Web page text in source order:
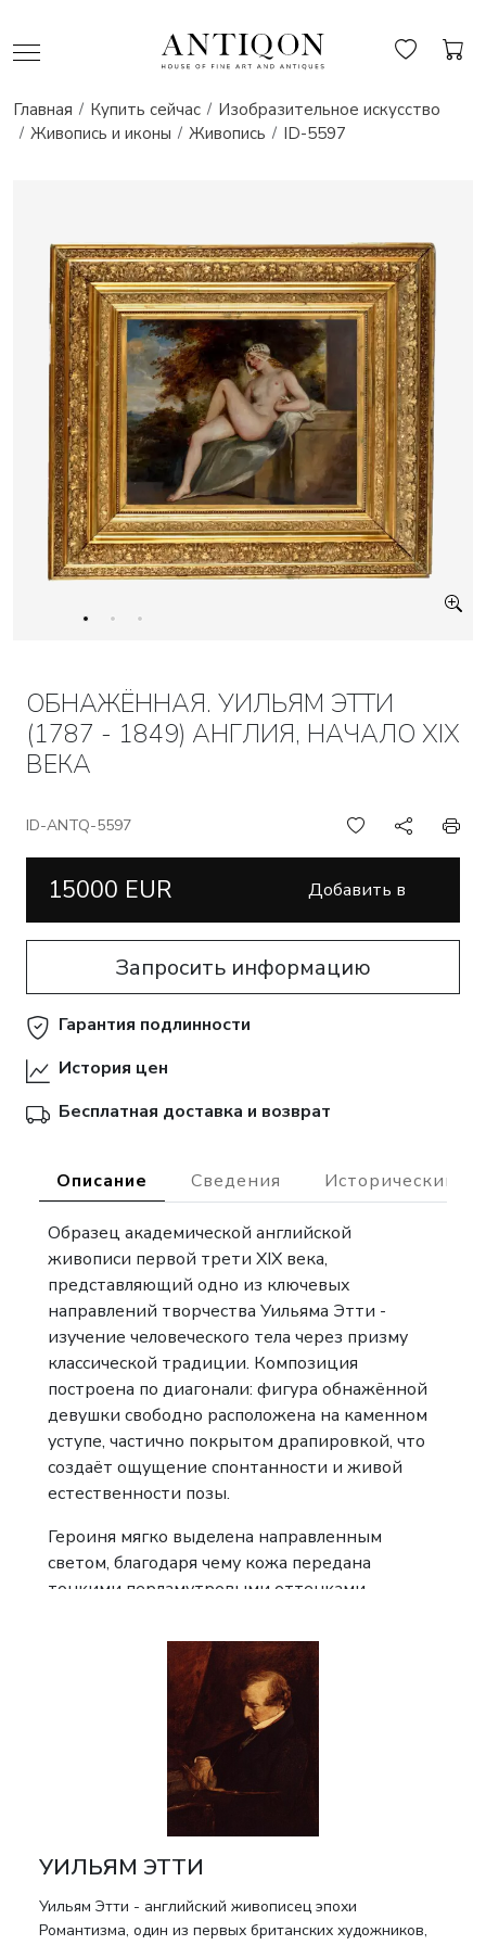
Главная Купить сейчас
Изобразительное искусство
Живопись и иконы
Живопись ID-5597
ОБНАЖЁННАЯ. УИЛЬЯМ ЭТТИ
(1787 - 1849) АНГЛИЯ, НАЧАЛО XIX
ВЕКА
ID-ANTQ-5597
15000 EUR Добавить в
корзину
Запросить информацию
Гарантия подлинности
История цен
Бесплатная доставка и возврат
Описание Сведения Исторический
Образец академической английской
живописи первой трети XIX века,
представляющий одно из ключевых
направлений творчества Уильяма Этти -
изучение человеческого тела через призму
классической традиции. Композиция
построена по диагонали: фигура обнажённой
девушки свободно расположена на каменном
уступе, частично покрытом драпировкой, что
создаёт ощущение спонтанности и живой
естественности позы.
Героиня мягко выделена направленным
светом, благодаря чему кожа передана
тонкими перламутровыми оттенками -
стремившегося соединить чувственность с
академической строгостью формы.
Ландшафтный фон с густой листвой и
открывающейся перспективой английского
парка усиливает романтическое звучание
произведения, формируя атмосферу
уединённой идиллии.
Подобные изображения занимали особое
место в искусстве Этти, который
высшую форму художественного идеала,
УИЛЬЯМ ЭТТИ
Уильям Этти - английский живописец эпохи
Романтизма, один из первых британских художников,